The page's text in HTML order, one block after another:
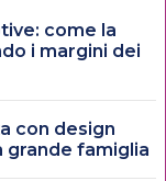
come la
i margini dei
con design
grande famiglia